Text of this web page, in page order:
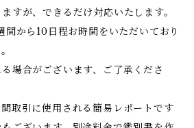
すが、できるだけ対応いたします。
間から10日程お時間をいただいており
場合がございます、ご了承くださ
取引に使用される簡易レポートです